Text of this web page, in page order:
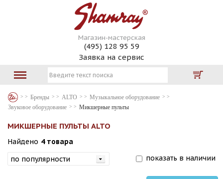
Магазин-мастерская
(495) 128 95 59
Заявка на сервис
Бренды ALTO
Музыкальное оборудование
Звуковое оборудование
Микшерные пульты
МИКШЕРНЫЕ ПУЛЬТЫ ALTO
Найдено 4 товара
показать в наличии